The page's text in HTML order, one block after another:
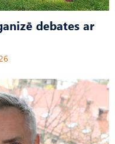
debates ar